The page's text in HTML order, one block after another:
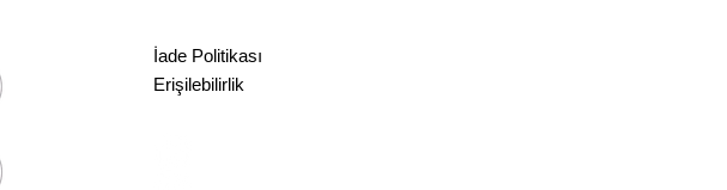
İade Politikası
Erişilebilirlik